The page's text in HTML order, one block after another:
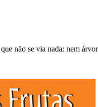
não se via nada: nem